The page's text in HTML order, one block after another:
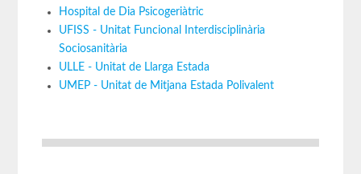
Hospital de Dia Psicogeriàtric
UFISS - Unitat Funcional Interdisciplinària
Sociosanitària
ULLE - Unitat de Llarga Estada
UMEP - Unitat de Mitjana Estada Polivalent